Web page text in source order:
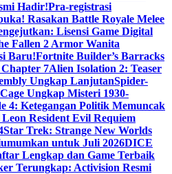
Hadir!Pra-registrasi
Rasakan Battle Royale Melee
Lisensi Game Digital
Fallen 2 Armor Wanita
Baru!Fortnite Builder’s Barracks
7Alien Isolation 2: Teaser
Ungkap LanjutanSpider-
Ungkap Misteri 1930-
4: Ketegangan Politik Memuncak
Resident Evil Requiem
Star Trek: Strange New Worlds
untuk Juli 2026DICE
Lengkap dan Game Terbaik
Terungkap: Activision Resmi